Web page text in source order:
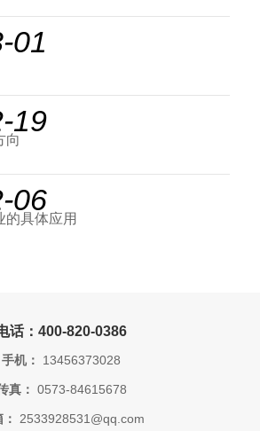
01
19
向
06
的具体应用
话：400-820-0386
手机： 13456373028
真： 0573-84615678
2533928531@qq.com